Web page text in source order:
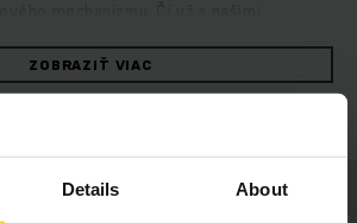
Details About
ako aj dokonale zosúladeným
vozíky EJE 2 dosahujú aj pri
bez problémov svoju maximálnu
dôležité pri ťažkých bremenách:
vozíkov EJE 2 mimoriadne dôležitá.
vzdialenosť medzi vozíkom a obsluhou
ZOBRAZIŤ VIAC